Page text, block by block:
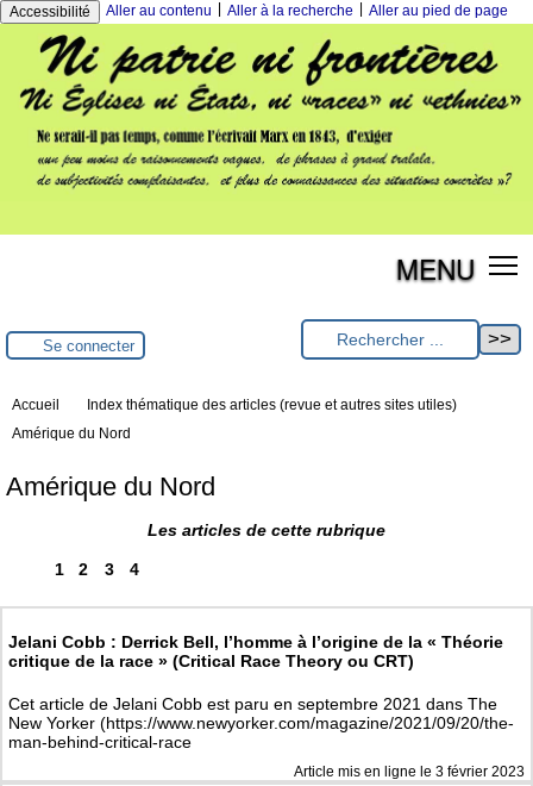
Accessibilité Aller au contenu Aller à la recherche Aller au pied de page
MENU
Se connecter
Accueil
Index thématique des articles (revue et autres sites utiles)
Amérique du Nord
Amérique du Nord
Les articles de cette rubrique
1 2 3 4
Jelani Cobb : Derrick Bell, l’homme à l’origine de la « Théorie
critique de la race » (Critical Race Theory ou CRT)
Cet article de Jelani Cobb est paru en septembre 2021 dans The
New Yorker (https://www.newyorker.com/magazine/2021/09/20/the-
man-behind-critical-race
Article mis en ligne le 3 février 2023